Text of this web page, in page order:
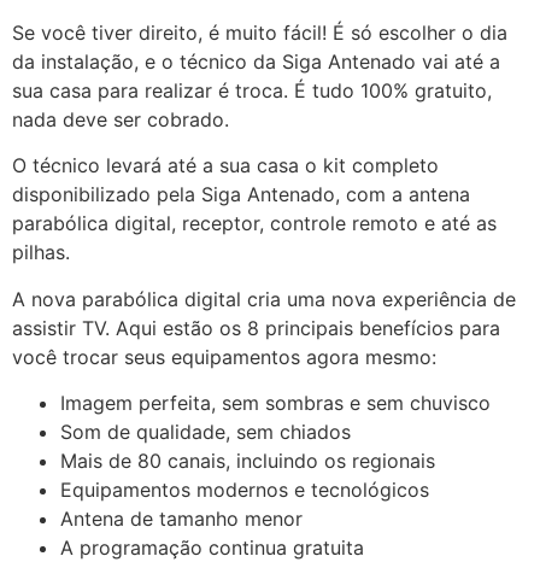
Se você tiver direito, é muito fácil! É só escolher o dia
da instalação, e o técnico da Siga Antenado vai até a
sua casa para realizar é troca. É tudo 100% gratuito,
nada deve ser cobrado.
O técnico levará até a sua casa o kit completo
disponibilizado pela Siga Antenado, com a antena
parabólica digital, receptor, controle remoto e até as
pilhas.
A nova parabólica digital cria uma nova experiência de
assistir TV. Aqui estão os 8 principais benefícios para
você trocar seus equipamentos agora mesmo:
Imagem perfeita, sem sombras e sem chuvisco
Som de qualidade, sem chiados
Mais de 80 canais, incluindo os regionais
Equipamentos modernos e tecnológicos
Antena de tamanho menor
A programação continua gratuita